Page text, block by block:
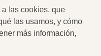
las cookies, que
las usamos, y cómo
más información,